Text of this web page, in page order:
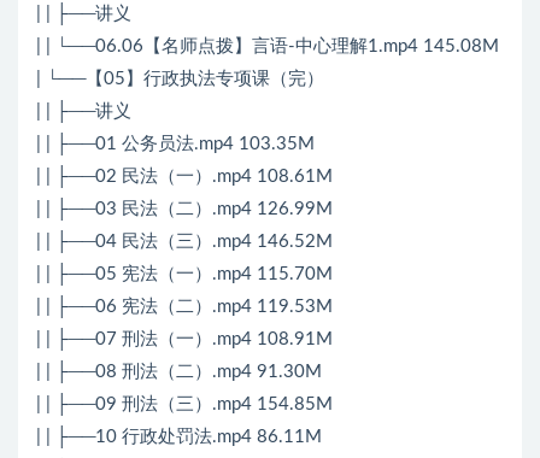
| | ├──讲义
| | └──06.06【名师点拨】言语-中心理解1.mp4 145.08M
| └──【05】行政执法专项课（完）
| | ├──讲义
| | ├──01 公务员法.mp4 103.35M
| | ├──02 民法（一）.mp4 108.61M
| | ├──03 民法（二）.mp4 126.99M
| | ├──04 民法（三）.mp4 146.52M
| | ├──05 宪法（一）.mp4 115.70M
| | ├──06 宪法（二）.mp4 119.53M
| | ├──07 刑法（一）.mp4 108.91M
| | ├──08 刑法（二）.mp4 91.30M
| | ├──09 刑法（三）.mp4 154.85M
| | ├──10 行政处罚法.mp4 86.11M